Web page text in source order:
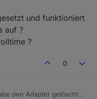
und funktioniert
auf ?
?
0
den Adapter gelöscht